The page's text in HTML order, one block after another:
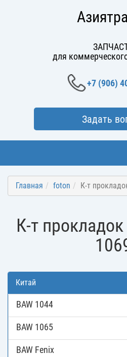
для
+7 (906)
Задать
Главная foton К-т
К-т
Китай
BAW 1044
BAW 1065
BAW Fenix